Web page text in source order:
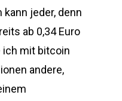
jeder, denn
ab 0,34 Euro
ich mit bitcoin
andere,